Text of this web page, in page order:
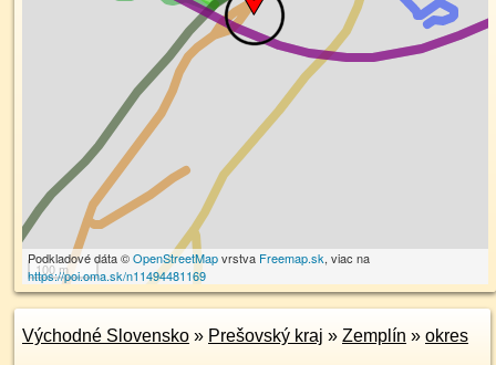
100 m
Podkladové dáta ©OpenStreetMapvrstva Freemap.sk, viac na
https://poi.oma.sk/n11494481169
Východné Slovensko » Prešovský kraj » Zemplín » okres